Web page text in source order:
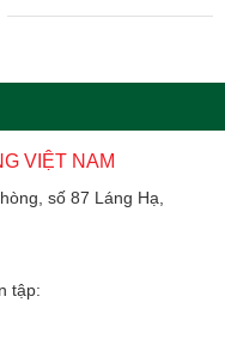
VIỆT NAM
số 87 Láng Hạ,
tập: